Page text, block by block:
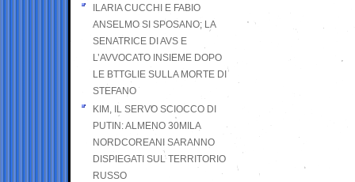
ILARIA CUCCHI E FABIO
ANSELMO SI SPOSANO; LA
SENATRICE DI AVS E
L’AVVOCATO INSIEME DOPO
LE BTTGLIE SULLA MORTE DI
STEFANO
KIM, IL SERVO SCIOCCO DI
PUTIN: ALMENO 30MILA
NORDCOREANI SARANNO
DISPIEGATI SUL TERRITORIO
RUSSO